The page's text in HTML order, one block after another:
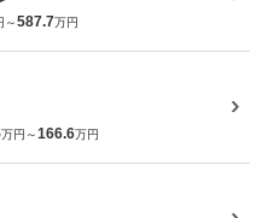
～587.7万円
万円～166.6万円